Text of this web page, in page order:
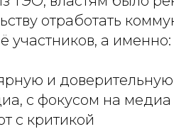
отработать
участников, а именно:
и
с фокусом на
с критикой